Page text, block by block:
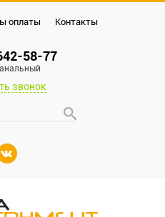
оплаты Контакты
58-77
звонок